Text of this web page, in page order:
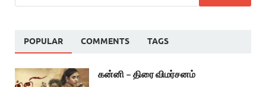
POPULAR COMMENTS TAGS
கன்னி – திரை விமர்சனம்